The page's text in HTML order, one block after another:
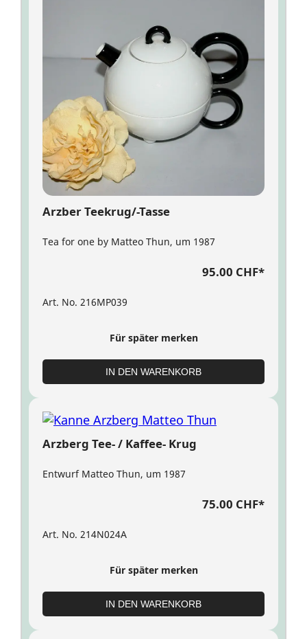
Arzber Teekrug/-Tasse
Tea for one by Matteo Thun, um 1987
95.00 CHF*
Art. No. 216MP039
Für später merken
IN DEN WARENKORB
Arzberg Tee- / Kaffee- Krug
Entwurf Matteo Thun, um 1987
75.00 CHF*
Art. No. 214N024A
Für später merken
IN DEN WARENKORB